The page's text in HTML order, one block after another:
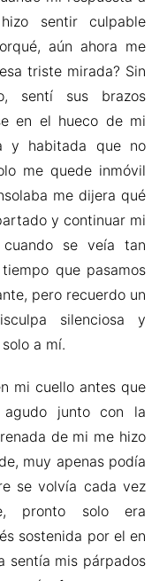
sentir culpable
aún ahora me
triste mirada? Sin
sentí sus brazos
en el hueco de mi
y habitada que no
me quede inmóvil
me dijera qué
y continuar mi
cuando se veía tan
que pasamos
pero recuerdo un
silenciosa y
a mí.
mi cuello antes que
agudo junto con la
de mi me hizo
muy apenas podía
se volvía cada vez
pronto solo era
sostenida por el en
sentía mis párpados